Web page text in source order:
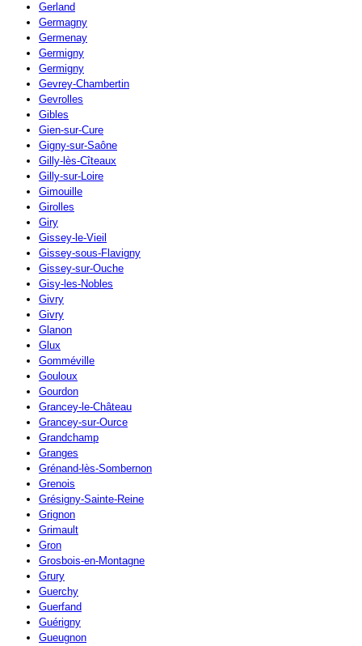
Gerland
Germagny
Germenay
Germigny
Germigny
Gevrey-Chambertin
Gevrolles
Gibles
Gien-sur-Cure
Gigny-sur-Saône
Gilly-lès-Cîteaux
Gilly-sur-Loire
Gimouille
Girolles
Giry
Gissey-le-Vieil
Gissey-sous-Flavigny
Gissey-sur-Ouche
Gisy-les-Nobles
Givry
Givry
Glanon
Glux
Gomméville
Gouloux
Gourdon
Grancey-le-Château
Grancey-sur-Ource
Grandchamp
Granges
Grénand-lès-Sombernon
Grenois
Grésigny-Sainte-Reine
Grignon
Grimault
Gron
Grosbois-en-Montagne
Grury
Guerchy
Guerfand
Guérigny
Gueugnon